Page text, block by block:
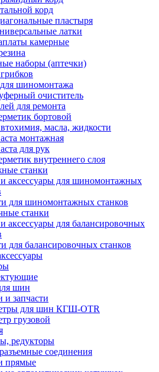
корд
пластыря
латки
камерные
наборы (аптечки)
шиномонтажа
очиститель
для ремонта
бортовой
масла, жидкости
монтажная
для рук
внутреннего слоя
станки
аксессуары для шиномонтажных
для шиномонтажных станков
станки
аксессуары для балансировочных
для балансировочных станков
шин
запчасти
для шин КГШ-OTR
грузовой
редукторы
соединения
прямые